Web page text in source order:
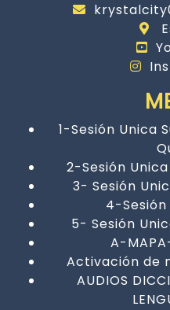
1-Sesión Unica
2-Sesión Unica
3- Sesión
4-Sesión
5- Sesión
A-
Activación de
AUDIOS